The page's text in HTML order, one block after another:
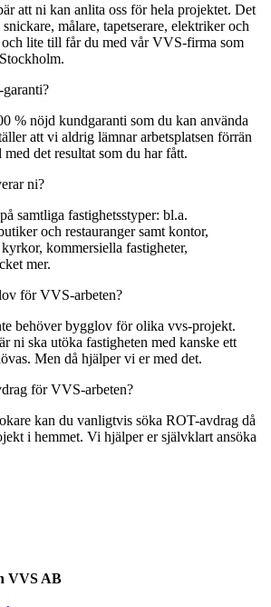
att ni kan anlita oss för hela projektet. Det
målare, tapetserare, elektriker och
lite till får du med vår VVS-firma som
% nöjd kundgaranti som du kan använda
att vi aldrig lämnar arbetsplatsen förrän
det resultat som du har fått.
ni?
samtliga fastighetsstyper: bl.a.
och restauranger samt kontor,
kommersiella fastigheter,
mer.
för VVS-arbeten?
behöver bygglov för olika vvs-projekt.
ni ska utöka fastigheten med kanske ett
Men då hjälper vi er med det.
för VVS-arbeten?
kan du vanligtvis söka ROT-avdrag då
i hemmet. Vi hjälper er självklart ansöka
VVS AB